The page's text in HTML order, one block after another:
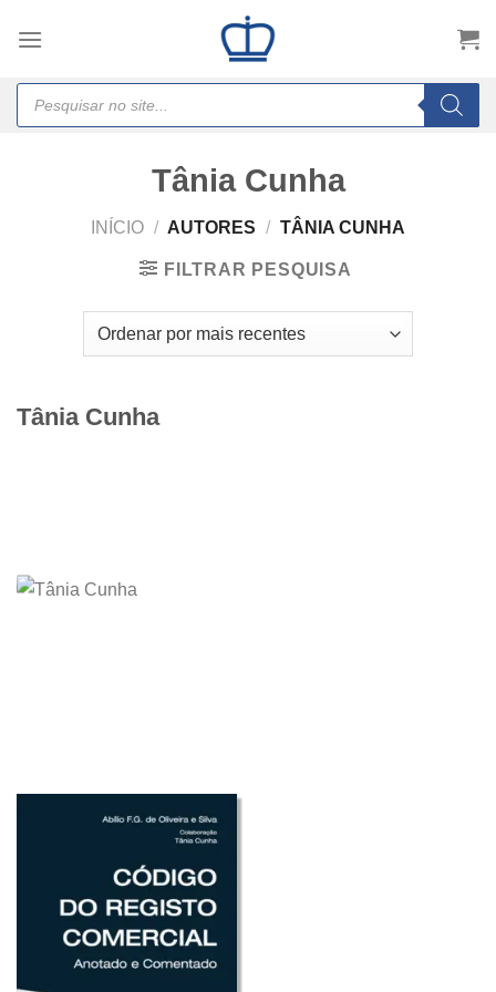
Products
search
Tânia Cunha
INÍCIO / AUTORES / TÂNIA CUNHA
FILTRAR PESQUISA
Tânia Cunha